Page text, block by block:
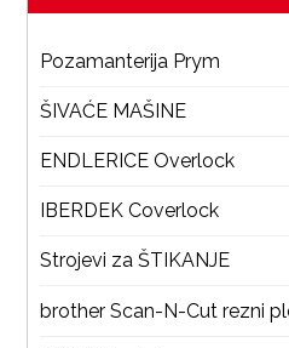
Pozamanterija Prym
ŠIVAĆE MAŠINE
ENDLERICE Overlock
IBERDEK Coverlock
Strojevi za ŠTIKANJE
brother Scan-N-Cut rezni